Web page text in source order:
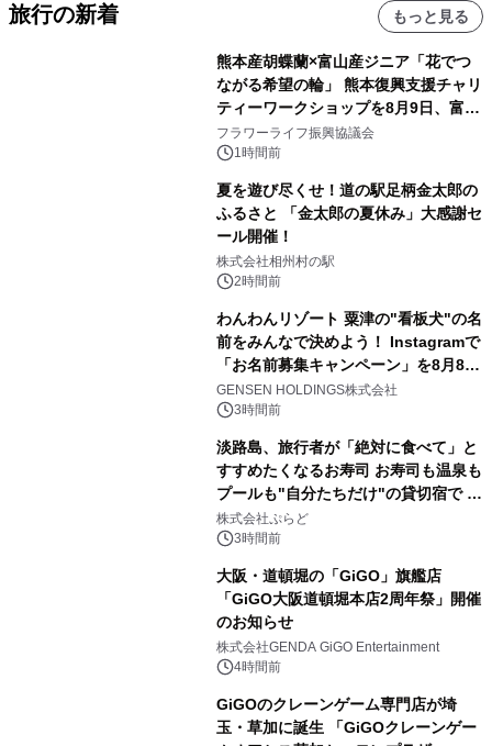
旅行の新着 もっと見る
熊本産胡蝶蘭×富山産ジニア「花でつ
ながる希望の輪」 熊本復興支援チャリ
ティーワークショップを8月9日、富
山・射水で開催
フラワーライフ振興協議会
1時間前
夏を遊び尽くせ！道の駅足柄金太郎の
ふるさと 「金太郎の夏休み」大感謝セ
ール開催！
株式会社相州村の駅
2時間前
わんわんリゾート 粟津の"看板犬"の名
前をみんなで決めよう！ Instagramで
「お名前募集キャンペーン」を8月8日
(土)より開催
GENSEN HOLDINGS株式会社
3時間前
淡路島、旅行者が「絶対に食べて」と
すすめたくなるお寿司 お寿司も温泉も
プールも"自分たちだけ"の貸切宿で 1
日1組限定「岩屋温泉 絵島別庭 海と
森」の握り寿司プラン
株式会社ぷらど
3時間前
大阪・道頓堀の「GiGO」旗艦店
「GiGO大阪道頓堀本店2周年祭」開催
のお知らせ
株式会社GENDA GiGO Entertainment
4時間前
GiGOのクレーンゲーム専門店が埼
玉・草加に誕生 「GiGOクレーンゲー